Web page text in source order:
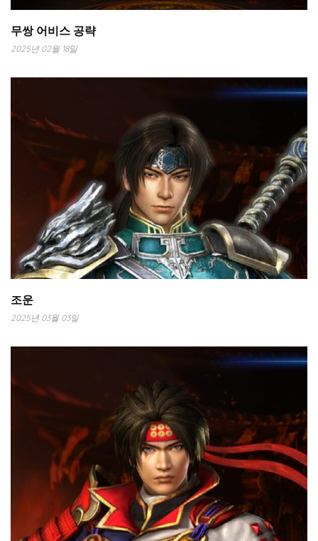
무쌍 어비스 공략
2025년 02월 18일
조운
2025년 03월 03일